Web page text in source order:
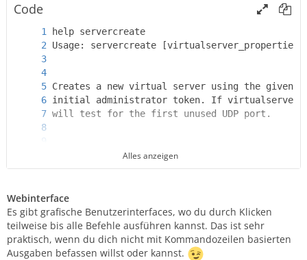
Code
Alles anzeigen
Webinterface
Es gibt grafische Benutzerinterfaces, wo du durch Klicken
teilweise bis alle Befehle ausführen kannst. Das ist sehr
praktisch, wenn du dich nicht mit Kommandozeilen basierten
Ausgaben befassen willst oder kannst.